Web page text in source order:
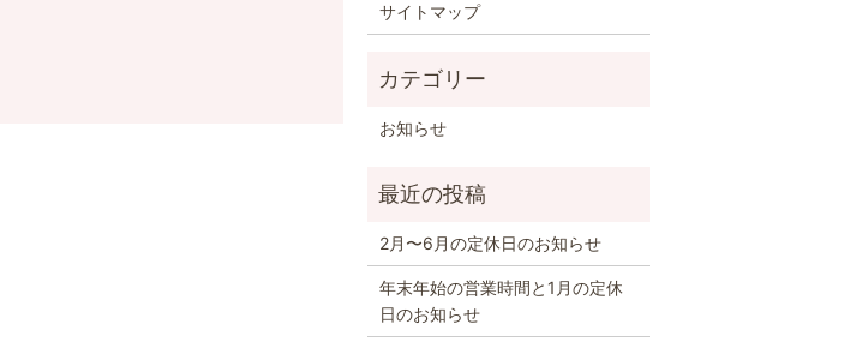
サイトマップ
お知らせ
2月〜6月の定休日のお知らせ
年末年始の営業時間と1月の定休
日のお知らせ